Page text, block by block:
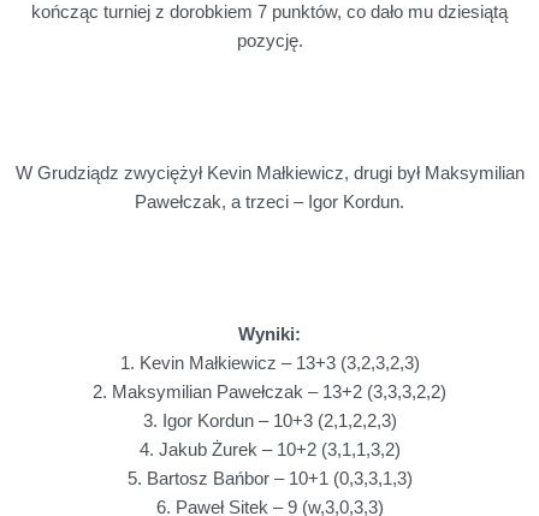
kończąc turniej z dorobkiem 7 punktów, co dało mu dziesiątą
pozycję.
W Grudziądz zwyciężył Kevin Małkiewicz, drugi był Maksymilian
Pawełczak, a trzeci – Igor Kordun.
Wyniki:
1. Kevin Małkiewicz – 13+3 (3,2,3,2,3)
2. Maksymilian Pawełczak – 13+2 (3,3,3,2,2)
3. Igor Kordun – 10+3 (2,1,2,2,3)
4. Jakub Żurek – 10+2 (3,1,1,3,2)
5. Bartosz Bańbor – 10+1 (0,3,3,1,3)
6. Paweł Sitek – 9 (w,3,0,3,3)